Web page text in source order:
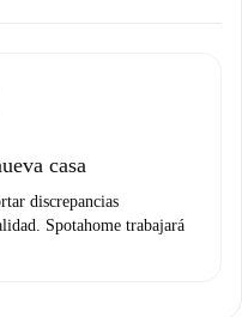
casa
discrepancias
Spotahome trabajará